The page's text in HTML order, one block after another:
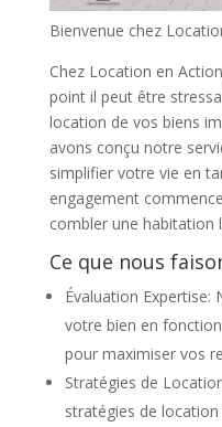
Bienvenue chez
Chez Location en
point il peut être
location de vos biens
avons conçu notre
simplifier votre vie en
engagement
combler une habitation
Ce que nous
Évaluation Expertise:
votre bien en
pour maximiser vos
Stratégies de
stratégies de